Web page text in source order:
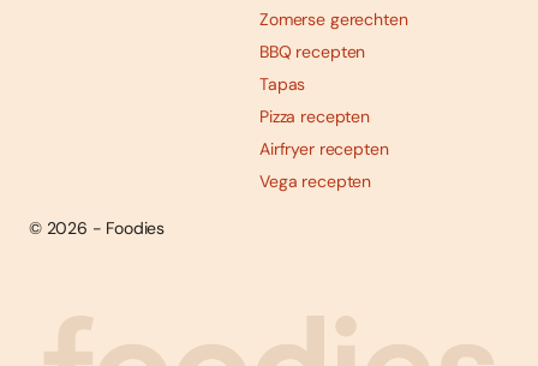
Abonneren
Zomerse gerechten
BBQ recepten
Tapas
Pizza recepten
Airfryer recepten
Vega recepten
© 2026 - Foodies